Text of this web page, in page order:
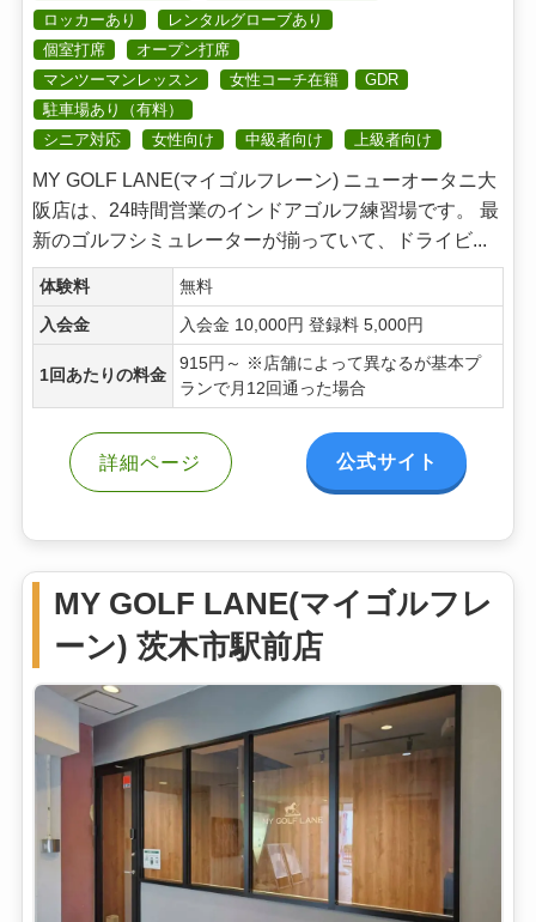
ロッカーあり
レンタルグローブあり
個室打席
オープン打席
マンツーマンレッスン
女性コーチ在籍
GDR
駐車場あり（有料）
シニア対応
女性向け 中級者向け 上級者向け
MY GOLF LANE(マイゴルフレーン) ニューオータニ大
阪店は、24時間営業のインドアゴルフ練習場です。 最
新のゴルフシミュレーターが揃っていて、ドライビ...
体験料 無料
入会金 入会金 10,000円 登録料 5,000円
1回あたりの料金
915円～ ※店舗によって異なるが基本プ
ランで月12回通った場合
詳細ページ 公式サイト
MY GOLF LANE(マイゴルフレ
ーン) 茨木市駅前店